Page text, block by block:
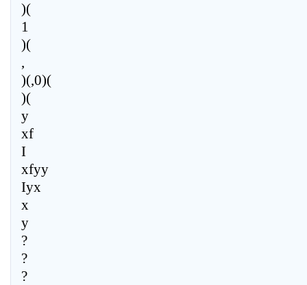
)(
1
)(
,
)(,0)(
)(
y
xf
I
xfyy
Iyx
x
y
?
?
?